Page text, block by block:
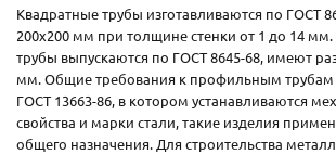
Квадратные трубы изготавливаются по ГОСТ
200х200 мм при толщине стенки от 1 до 14
трубы выпускаются по ГОСТ 8645-68, имеют
мм. Общие требования к профильным трубам
ГОСТ 13663-86, в котором устанавливаются
свойства и марки стали, такие изделия
общего назначения. Для строительства